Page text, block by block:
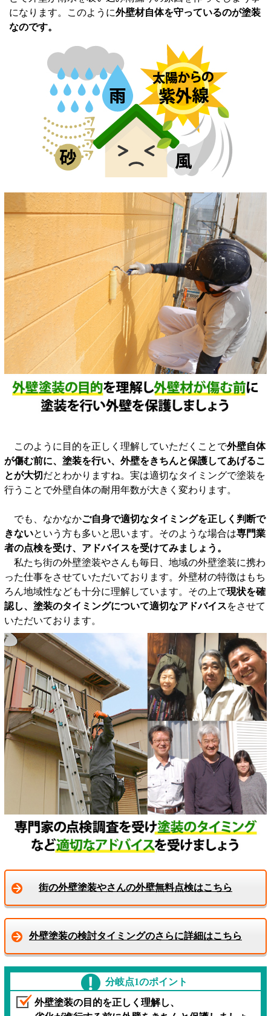
になります。このように外壁材自体を守っているのが塗装
なのです。
このように目的を正しく理解していただくことで外壁自体
が傷む前に、塗装を行い、外壁をきちんと保護してあげるこ
とが大切だとわかりますね。実は適切なタイミングで塗装を
行うことで外壁自体の耐用年数が大きく変わります。
でも、なかなかご自身で適切なタイミングを正しく判断で
きないという方も多いと思います。そのような場合は専門業
者の点検を受け、アドバイスを受けてみましょう。
私たち街の外壁塗装やさんも毎日、地域の外壁塗装に携わ
った仕事をさせていただいております。外壁材の特徴はもち
ろん地域性なども十分に理解しています。その上で現状を確
認し、塗装のタイミングについて適切なアドバイスをさせて
いただいております。
街の外壁塗装やさんの外壁無料点検はこちら
外壁塗装の検討タイミングのさらに詳細はこちら
分岐点1のポイント
外壁塗装の目的を正しく理解し、